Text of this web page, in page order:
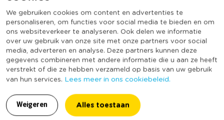
We gebruiken cookies om content en advertenties te
personaliseren, om functies voor social media te bieden en om
ons websiteverkeer te analyseren. Ook delen we informatie
over uw gebruik van onze site met onze partners voor social
media, adverteren en analyse. Deze partners kunnen deze
gegevens combineren met andere informatie die u aan ze heeft
verstrekt of die ze hebben verzameld op basis van uw gebruik
van hun services. Lees meer in ons cookiebeleid.
Weigeren Alles toestaan
Merk
Mica Decorations
Met print
Nee
Vaatwasmachine bestendig
Ja
Dubbelwandig
Nee
(Nog) geen score